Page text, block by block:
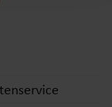
delen we
onze
analyse. Deze
ze hebben